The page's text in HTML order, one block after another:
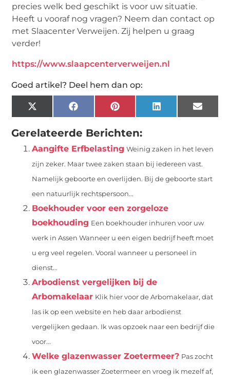
precies welk bed geschikt is voor uw situatie.
Heeft u vooraf nog vragen? Neem dan contact op
met Slaacenter Verweijen. Zij helpen u graag
verder!
https://www.slaapcenterverweijen.nl
Goed artikel? Deel hem dan op:
X
(Twitter)
FacebookPinterestLinkedIn Email
Gerelateerde Berichten:
Aangifte Erfbelasting Weinig zaken in het leven
zijn zeker. Maar twee zaken staan bij iedereen vast.
Namelijk geboorte en overlijden. Bij de geboorte start
een natuurlijk rechtspersoon...
Boekhouder voor een zorgeloze
boekhouding Een boekhouder inhuren voor uw
werk in Assen Wanneer u een eigen bedrijf heeft moet
u erg veel regelen. Vooral wanneer u personeel in
dienst...
Arbodienst vergelijken bij de
Arbomakelaar Klik hier voor de Arbomakelaar, dat
las ik op een website en heb daar arbodienst
vergelijken gedaan. Ik was opzoek naar een bedrijf die
voor...
Welke glazenwasser Zoetermeer? Pas zocht
ik een glazenwasser Zoetermeer en vroeg ik mezelf af,